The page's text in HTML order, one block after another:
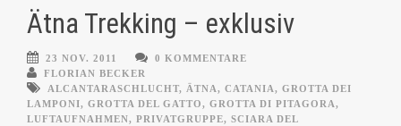
Ätna Trekking – exklusiv
23 NOV. 2011
0 KOMMENTARE
FLORIAN BECKER
ALCANTARASCHLUCHT, ÄTNA, CATANIA, GROTTA DEI
LAMPONI, GROTTA DEL GATTO, GROTTA DI PITAGORA,
LUFTAUFNAHMEN, PRIVATGRUPPE, SCIARA DEL